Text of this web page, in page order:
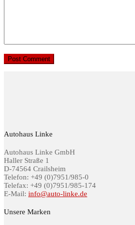
Autohaus Linke
Autohaus Linke GmbH
Haller Straße 1
D-74564 Crailsheim
Telefon: +49 (0)7951/985-0
Telefax: +49 (0)7951/985-174
E-Mail: info@auto-linke.de
Unsere Marken